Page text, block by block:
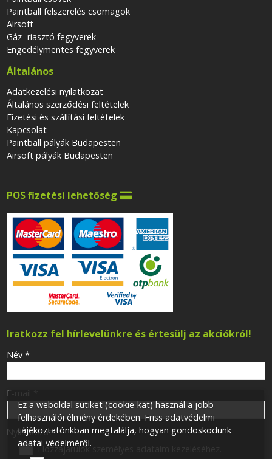
Paintball felszerelés csomagok
Airsoft
Gáz- riasztó fegyverek
Engedélymentes fegyverek
Általános
Adatkezelési nyilatkozat
Általános szerződési feltételek
Fizetési és szállítási feltételek
Kapcsolat
Paintball pályák Budapesten
Airsoft pályák Budapesten
POS fizetési lehetőség 
Iratkozz fel hírlevelünkre és értesülj az akciókról!
-
-
-
Név *
E-mail
Nyilatkozat*
Hozzájárulok személyes adataim kezeléséhez.
Ez a weboldal sütiket (cookie-kat) használ a jobb
felhasználói élmény érdekében. Friss adatvédelmi
tájékoztatónkban megtalálja, hogyan gondoskodunk
adatai védelméről.